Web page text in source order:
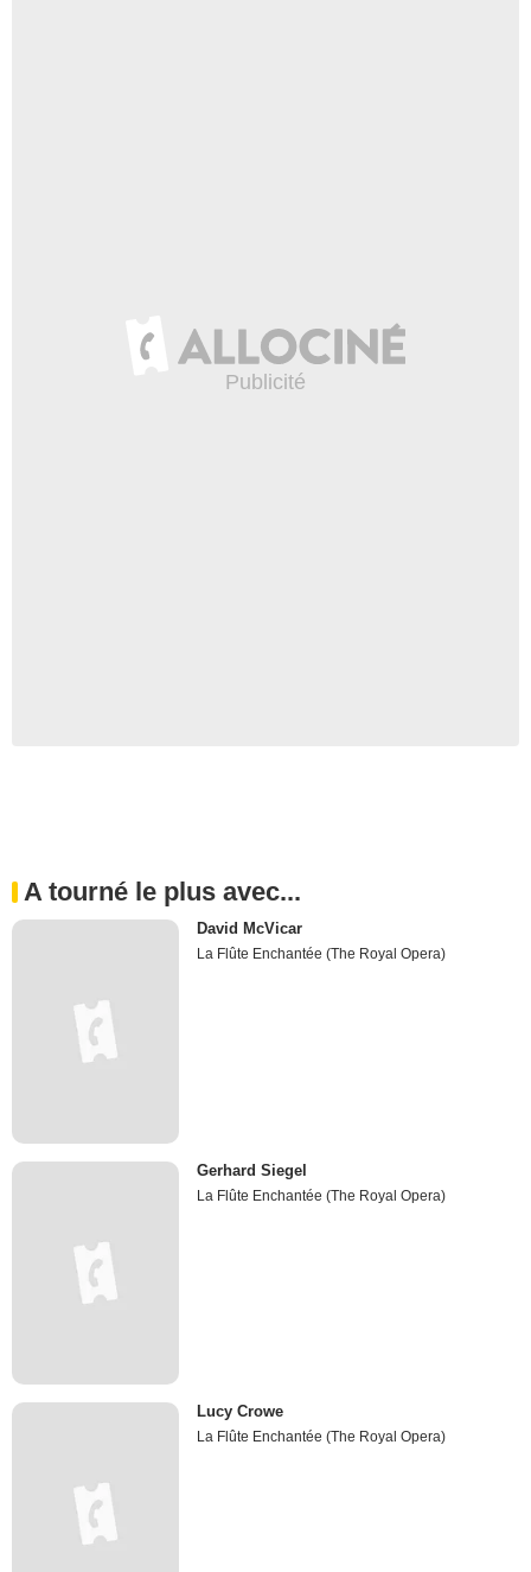
A tourné le plus avec...
David McVicar
La Flûte Enchantée (The Royal Opera)
Gerhard Siegel
La Flûte Enchantée (The Royal Opera)
Lucy Crowe
La Flûte Enchantée (The Royal Opera)